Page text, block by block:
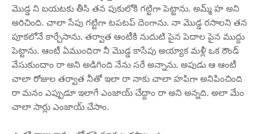
మొడ్డ ని బయటకు తీసి తన పుకులోకి గట్టిగా పెట్టాను. అమ్మ్ హ అని
అరిచింది. చాలా సేపు గట్టిగా టపటప్ దెంగాను. నా మొడ్డ రసాలని తన
పూకలోనే కార్చేసాను. తర్వాత ఆంటీకి నుదుటి పైన పెదాల పైన ముద్దు
పెట్టాను. ఆంటీ ఏముందిరా నీ మొడ్డ కాసేపు అయ్యాక మళ్లీ ఒక రౌండ్
వేసుకుందాం రా అని అడిగింది నేను సరే అన్నాను. అపుడు ఆ ఆంటీ
చాలా రోజుల తర్వాత నీతో ఇలా రా నాకు చాలా హపిగా అనిపించింది
రా మనం ఎప్పుడూ ఇలాగే ఎంజాయ్ చేద్దాం రా అని అన్నది. అలా మేం
చాలా సార్లు ఎంజాయ్ చేసాం.